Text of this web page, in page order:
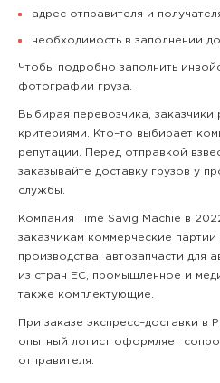
адрес отправителя и
необходимость в заполнении
Чтобы подробно заполнить
фотографии груза.
Выбирая перевозчика, заказчики
критериями. Кто–то выбирает
репутации. Перед отправкой
заказывайте доставку грузов у
службы.
Компания Time Savig Machie в
заказчикам коммерческие
производства, автозапчасти для
из стран ЕС, промышленное и
также комплектующие.
При заказе экспресс–доставки в
опытный логист оформляет
отправителя.